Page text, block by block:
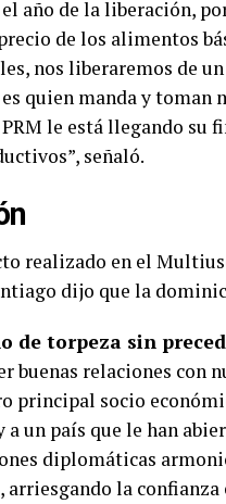
el año de la liberación,
de los alimentos
nos liberaremos de
quien manda y toman
le está llegando su
señaló.
realizado en el
dijo que la
de torpeza sin
buenas relaciones con
principal socio
a un país que le han
diplomáticas
la confianza